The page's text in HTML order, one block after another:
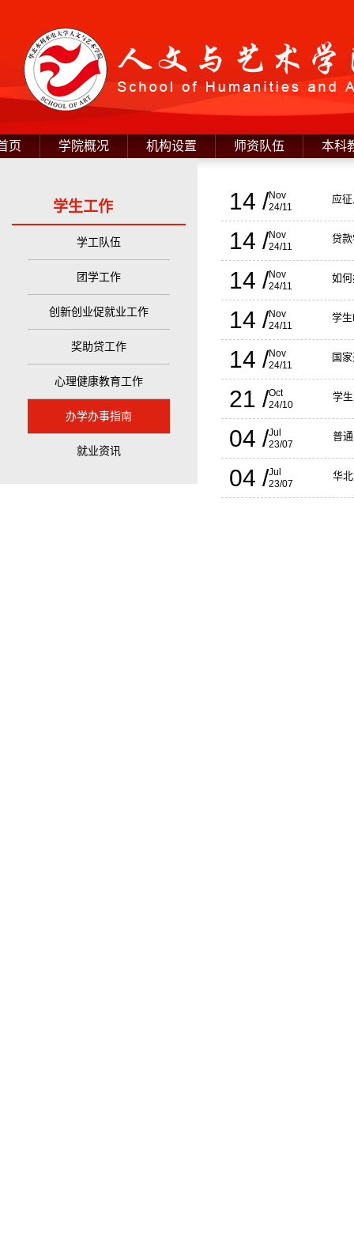
页 学院概况 机构设置 师资队伍 本科
学生工作
学工队伍
团学工作
创新创业促就业工作
奖助贷工作
心理健康教育工作
办学办事指南
就业资讯
14 /Nov
24/11
应
14 /Nov
24/11
贷
14 /Nov
24/11
如
14 /Nov
24/11
学
14 /Nov
24/11
国
21 /Oct
24/10
学
04 /Jul
23/07
普
04 /Jul
23/07
华